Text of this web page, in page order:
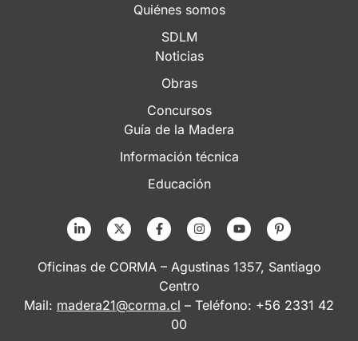
Quiénes somos
SDLM
Noticias
Obras
Concursos
Guía de la Madera
Información técnica
Educación
Oficinas de CORMA – Agustinas 1357, Santiago
Centro
Mail: madera21@corma.cl – Teléfono: +56 2331 42
00